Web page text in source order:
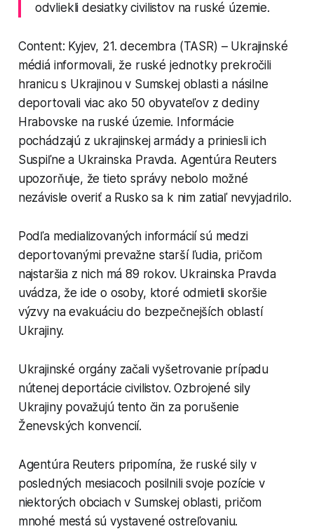
odvliekli desiatky civilistov na ruské územie.
Content: Kyjev, 21. decembra (TASR) – Ukrajinské
médiá informovali, že ruské jednotky prekročili
hranicu s Ukrajinou v Sumskej oblasti a násilne
deportovali viac ako 50 obyvateľov z dediny
Hrabovske na ruské územie. Informácie
pochádzajú z ukrajinskej armády a priniesli ich
Suspiľne a Ukrainska Pravda. Agentúra Reuters
upozorňuje, že tieto správy nebolo možné
nezávisle overiť a Rusko sa k nim zatiaľ nevyjadrilo.
Podľa medializovaných informácií sú medzi
deportovanými prevažne starší ľudia, pričom
najstaršia z nich má 89 rokov. Ukrainska Pravda
uvádza, že ide o osoby, ktoré odmietli skoršie
výzvy na evakuáciu do bezpečnejších oblastí
Ukrajiny.
Ukrajinské orgány začali vyšetrovanie prípadu
nútenej deportácie civilistov. Ozbrojené sily
Ukrajiny považujú tento čin za porušenie
Ženevských konvencií.
Agentúra Reuters pripomína, že ruské sily v
posledných mesiacoch posilnili svoje pozície v
niektorých obciach v Sumskej oblasti, pričom
mnohé mestá sú vystavené ostreľovaniu.